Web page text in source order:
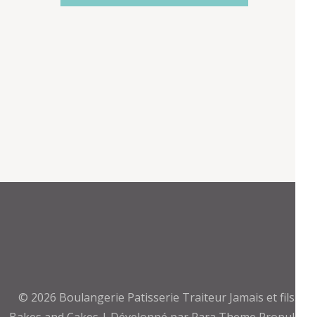
© 2026 Boulangerie Patisserie Traiteur Jamais et fils